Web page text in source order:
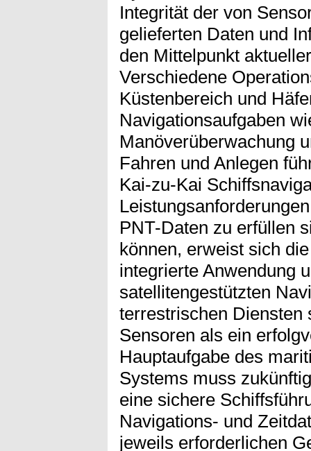
Integrität der von
gelieferten Daten und
den Mittelpunkt
Verschiedene
Küstenbereich und
Navigationsaufgaben
Manöverüberwachung
Fahren und Anlegen
Kai-zu-Kai
PNT-Daten zu erfüllen
können, erweist sich
integrierte Anwendung
satellitengestützten
terrestrischen Diensten
Sensoren als ein
Hauptaufgabe des
Systems muss
eine sichere
Navigations- und
jeweils erforderlichen